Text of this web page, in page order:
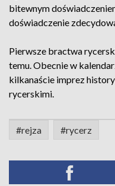
bitewnym
doświadczenie
Pierwsze bractwa
temu. Obecnie w
kilkanaście imprez
rycerskimi.
#rejza #rycerz